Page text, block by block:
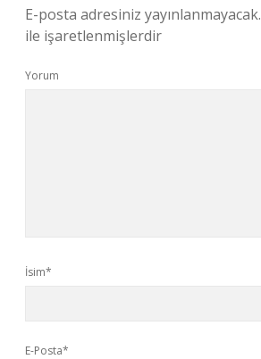
E-posta adresiniz yayınlanmayacak.
ile işaretlenmişlerdir
Yorum
İsim*
E-Posta*